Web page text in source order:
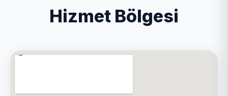
Hizmet Bölgesi